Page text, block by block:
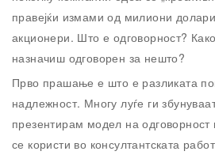
правејќи измами од милиони
акционери. Што е одговорност?
назначиш одговорен за нешто?
Прво прашање е што е разликата
надлежност. Многу луѓе ги
презентирам модел на одговорност
се користи во консултантската